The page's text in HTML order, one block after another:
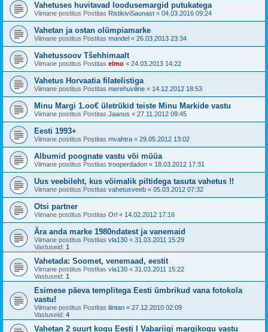
Vahetuses huvitavad loodusemargid putukatega
Viimane postitus Postitas RistikiviSaunast « 04.03.2016 09:24
Vahetan ja ostan olümpiamarke
Viimane postitus Postitas mandel « 26.03.2013 23:34
Vahetussoov Tšehhimaalt
Viimane postitus Postitas elmo « 24.03.2013 14:22
Vahetus Horvaatia filatelistiga
Viimane postitus Postitas merehuviline « 14.12.2012 18:53
Minu Margi 1.oo€ ületrükid teiste Minu Markide vastu
Viimane postitus Postitas Jaanus « 27.11.2012 09:45
Eesti 1993+
Viimane postitus Postitas mvahtra « 29.05.2012 13:02
Albumid poognate vastu või müüa
Viimane postitus Postitas trooperdadon « 18.03.2012 17:31
Uus veebileht, kus võimalik piltidega tasuta vahetus !!
Viimane postitus Postitas vahetusveeb « 05.03.2012 07:32
Otsi partner
Viimane postitus Postitas Orl « 14.02.2012 17:16
Ära anda marke 1980ndatest ja vanemaid
Viimane postitus Postitas vla130 « 31.03.2011 15:29
Vastuseid: 1
Vahetada: Soomet, venemaad, eestit
Viimane postitus Postitas vla130 « 31.03.2011 15:22
Vastuseid: 1
Esimese päeva templitega Eesti ümbrikud vana fotokola
vastu!
Viimane postitus Postitas liintan « 27.12.2010 02:09
Vastuseid: 4
Vahetan 2 suurt kogu Eesti I Vabariigi margikogu vastu